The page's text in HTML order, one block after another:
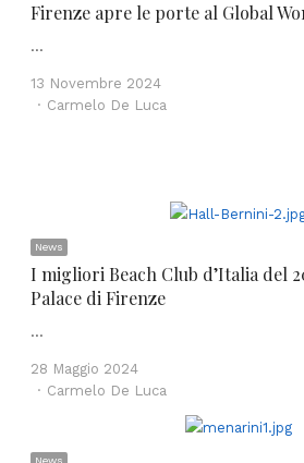
Firenze apre le porte al Global
…
13 Novembre 2024
Author
Carmelo De Luca
News
I migliori Beach Club d’Italia del
Palace di Firenze
…
28 Maggio 2024
Author
Carmelo De Luca
News